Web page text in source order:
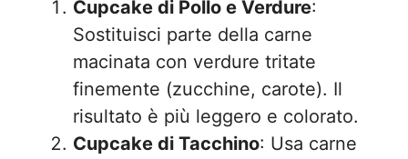
Cupcake di Pollo e Verdure:
Sostituisci parte della carne
macinata con verdure tritate
finemente (zucchine, carote). Il
risultato è più leggero e colorato.
Cupcake di Tacchino: Usa carne